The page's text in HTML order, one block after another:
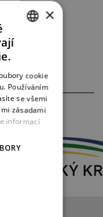
GERMAN
×
cookie
Používáním
se všemi
zásadami
informací